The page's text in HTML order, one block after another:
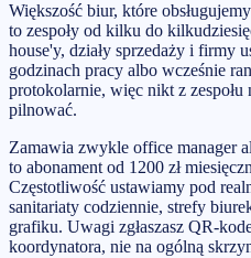
Większość biur, które
to zespoły od kilku do
house'y, działy sprzedaży i firmy
godzinach pracy albo wcześnie
protokolarnie, więc nikt z zespołu
pilnować.
Zamawia zwykle office manager
to abonament od 1200 zł
Częstotliwość ustawiamy pod
sanitariaty codziennie, strefy
grafiku. Uwagi zgłaszasz QR-
koordynatora, nie na ogólną